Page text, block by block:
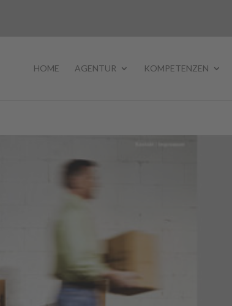
HOME AGENTUR KOMPETENZEN